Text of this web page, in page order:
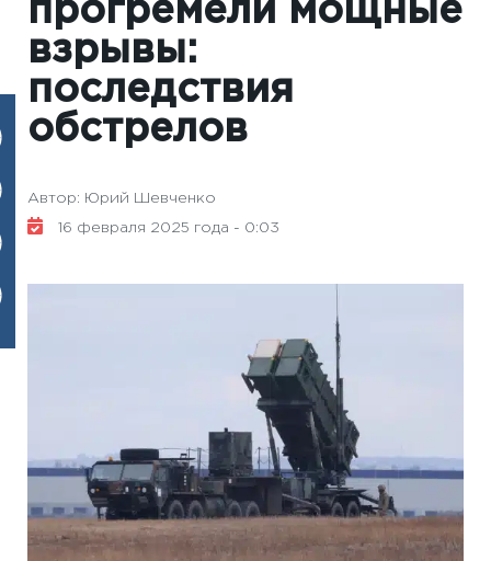
прогремели мощные
взрывы:
последствия
обстрелов
Автор: Юрий Шевченко
16 февраля 2025 года - 0:03